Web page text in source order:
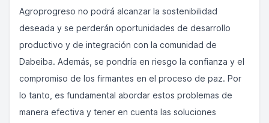
Agroprogreso no podrá alcanzar la sostenibilidad
deseada y se perderán oportunidades de desarrollo
productivo y de integración con la comunidad de
Dabeiba. Además, se pondría en riesgo la confianza y el
compromiso de los firmantes en el proceso de paz. Por
lo tanto, es fundamental abordar estos problemas de
manera efectiva y tener en cuenta las soluciones